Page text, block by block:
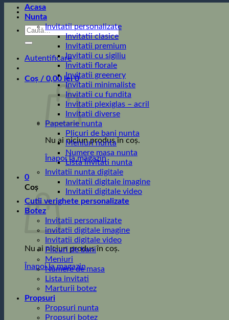
Caută
Autentificare
Coș / 0,00 lei 0
Nu ai niciun produs în coș.
Înapoi la magazin
0
Coș
Nu ai niciun produs în coș.
Înapoi la magazin
Acasa
Nunta
Invitatii personalizate
Invitatii clasice
Invitatii premium
Invitatii cu sigiliu
Invitatii florale
Invitatii greenery
Invitatii minimaliste
Invitatii cu fundita
Invitatii plexiglas – acril
Invitatii diverse
Papetarie nunta
Plicuri de bani nunta
Meniuri nunta
Numere masa nunta
Lista invitati nunta
Invitatii nunta digitale
Invitatii digitale imagine
Invitatii digitale video
Cutii verighete personalizate
Botez
Invitatii personalizate
invitatii digitale imagine
Invitatii digitale video
Plicuri de bani
Meniuri
Numere de masa
Lista invitati
Marturii botez
Propsuri
Propsuri nunta
Propsuri botez